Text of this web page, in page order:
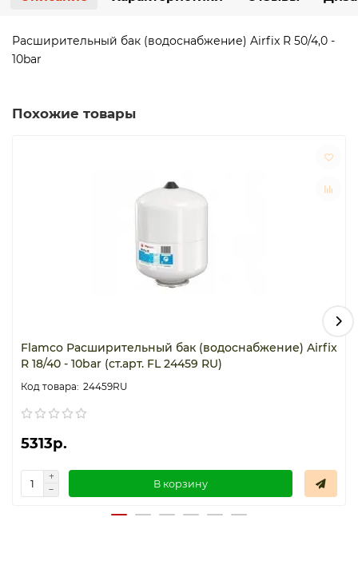
Расширительный бак (водоснабжение) Airfix R 50/4,0 -
10bar
Похожие товары
Flamco Расширительный бак (водоснабжение) Airfix
R 18/40 - 10bar (ст.арт. FL 24459 RU)
24459RU
5313р.
В корзину